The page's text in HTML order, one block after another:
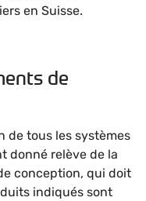
en Suisse.
de
de tous les systèmes
donné relève de la
conception, qui doit
indiqués sont